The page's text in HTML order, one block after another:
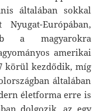
általában sokkal
Európában,
a magyarokra
amerikai
körül kezdődik, míg
általában
életforma erre is
dolgozik, az egy